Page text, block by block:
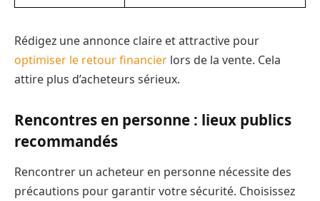
Rédigez une annonce claire et attractive pour
optimiser le retour financier lors de la vente. Cela
attire plus d’acheteurs sérieux.
Rencontres en personne : lieux publics
recommandés
Rencontrer un acheteur en personne nécessite des
précautions pour garantir votre sécurité. Choisissez